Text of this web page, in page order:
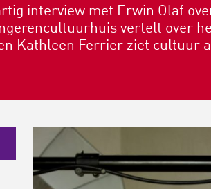
interview met Erwin Olaf
vertelt over
Kathleen Ferrier ziet cultuur